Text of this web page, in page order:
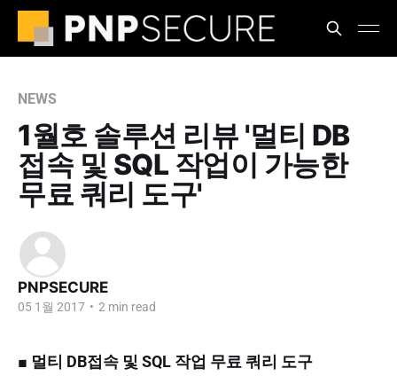
NEWS
1월호 솔루션 리뷰 '멀티 DB
접속 및 SQL 작업이 가능한
무료 쿼리 도구'
PNPSECURE
05 1월 2017 • 2 min read
■ 멀티 DB접속 및 SQL 작업 무료 쿼리 도구